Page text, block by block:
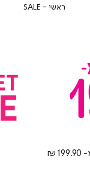
ראשי ראשי
SALE
SALE